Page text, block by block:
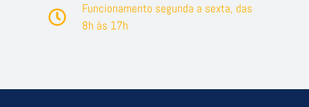
Funcionamento segunda a sexta, das
8h às 17h